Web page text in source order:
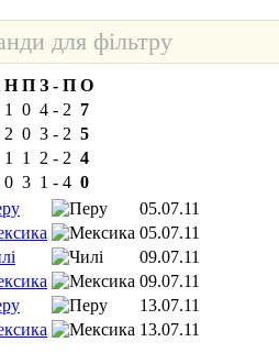
для фільтру
Н П З - П О
1 0 4 - 2 7
2 0 3 - 2 5
1 1 2 - 2 4
0 3 1 - 4 0
05.07.11
05.07.11
09.07.11
09.07.11
13.07.11
13.07.11